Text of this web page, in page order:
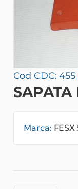
Cod CDC:
SAPATA
Marca: FESX